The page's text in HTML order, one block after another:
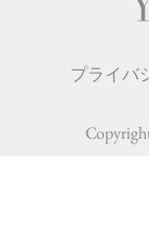
プライバ